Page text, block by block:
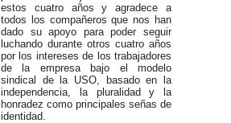
estos cuatro años y agradece a
todos los compañeros que nos han
dado su apoyo para poder seguir
luchando durante otros cuatro años
por los intereses de los trabajadores
de la empresa bajo el modelo
sindical de la USO, basado en la
independencia, la pluralidad y la
honradez como principales señas de
identidad.